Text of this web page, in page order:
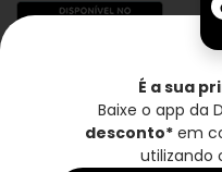
Frete grátis*
É a sua
Baixe o app da
desconto*em
utilizando